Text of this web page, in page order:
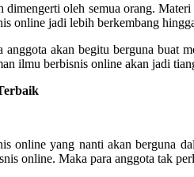
oleh semua orang.
online jadi lebih berkembang
akan begitu berguna buat
ilmu berbisnis online akan jadi
online yang nanti akan berguna
online. Maka para anggota tak